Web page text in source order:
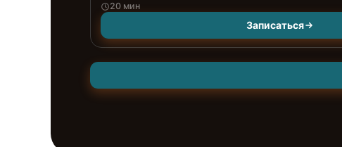
20 мин
Записаться